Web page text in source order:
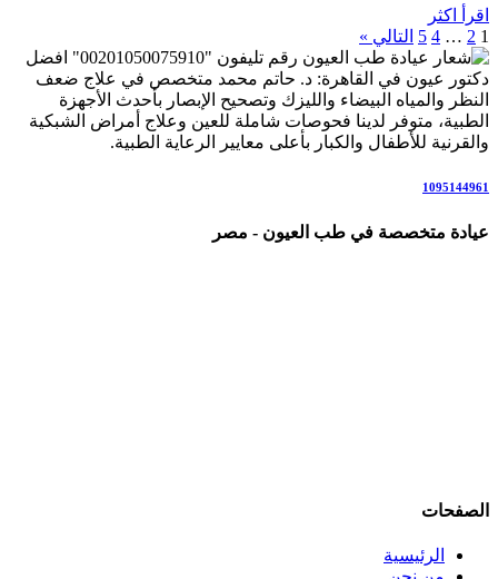
اقرأ اكثر
1
2
…
4
5 التالي »
رقم تليفون "00201050075910" افضل
دكتور عيون في القاهرة: د. حاتم محمد متخصص في علاج ضعف
النظر والمياه البيضاء والليزك وتصحيح الإبصار بأحدث الأجهزة
الطبية، متوفر لدينا فحوصات شاملة للعين وعلاج أمراض الشبكية
والقرنية للأطفال والكبار بأعلى معايير الرعاية الطبية.
1095144961
عيادة متخصصة في طب العيون - مصر
الصفحات
الرئيسية